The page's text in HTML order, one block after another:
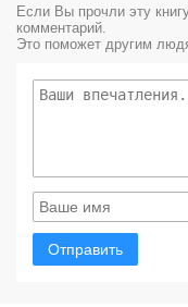
Если Вы прочли эту
комментарий.
Это поможет другим
Отправить